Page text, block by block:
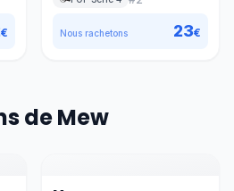
€ Nous rachetons 23€
de Mew